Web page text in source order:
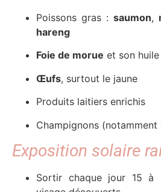
Poissons gras : saumon,
hareng
Foie de morue et son huile
Œufs, surtout le jaune
Produits laitiers enrichis
Champignons
Exposition solaire
Sortir chaque jour 15 à